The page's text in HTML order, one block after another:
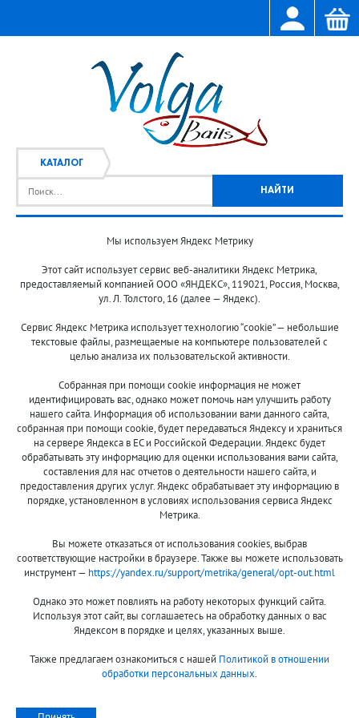
КАТАЛОГ
© 2013-2024 "Волжские приманки"
8 (800)
500-7844
Оплата и доставка
О компании
Акции и скидки
Новости
Контакты
Помощь
Принимаем к оплате:
Мы используем Яндекс Метрику
Этот сайт использует сервис веб-аналитики Яндекс Метрика,
предоставляемый компанией ООО «ЯНДЕКС», 119021, Россия, Москва,
ул. Л. Толстого, 16 (далее — Яндекс).
Сервис Яндекс Метрика использует технологию “cookie” — небольшие
текстовые файлы, размещаемые на компьютере пользователей с
целью анализа их пользовательской активности.
Собранная при помощи cookie информация не может
идентифицировать вас, однако может помочь нам улучшить работу
нашего сайта. Информация об использовании вами данного сайта,
собранная при помощи cookie, будет передаваться Яндексу и храниться
на сервере Яндекса в ЕС и Российской Федерации. Яндекс будет
обрабатывать эту информацию для оценки использования вами сайта,
составления для нас отчетов о деятельности нашего сайта, и
предоставления других услуг. Яндекс обрабатывает эту информацию в
порядке, установленном в условиях использования сервиса Яндекс
Метрика.
Вы можете отказаться от использования cookies, выбрав
соответствующие настройки в браузере. Также вы можете использовать
инструмент — https://yandex.ru/support/metrika/general/opt-out.html
Однако это может повлиять на работу некоторых функций сайта.
Используя этот сайт, вы соглашаетесь на обработку данных о вас
Яндексом в порядке и целях, указанных выше.
Также предлагаем ознакомиться с нашей Политикой в отношении
обработки персональных данных.